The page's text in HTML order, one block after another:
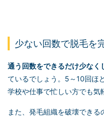
少ない回数で脱毛を
通う回数をできるだけ少なく
ているでしょう。5～10回ほ
学校や仕事で忙しい方でも気
また、発毛組織を破壊でき